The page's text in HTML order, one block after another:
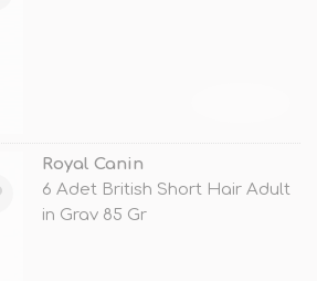
Royal Canin
6 Adet British Short Hair Adult
in Grav 85 Gr